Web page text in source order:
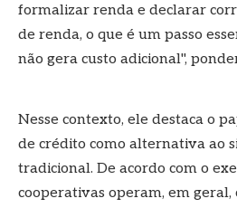
formalizar renda e declarar
de renda, o que é um passo
não gera custo adicional",
Nesse contexto, ele destaca o
de crédito como alternativa ao
tradicional. De acordo com o
cooperativas operam, em geral,